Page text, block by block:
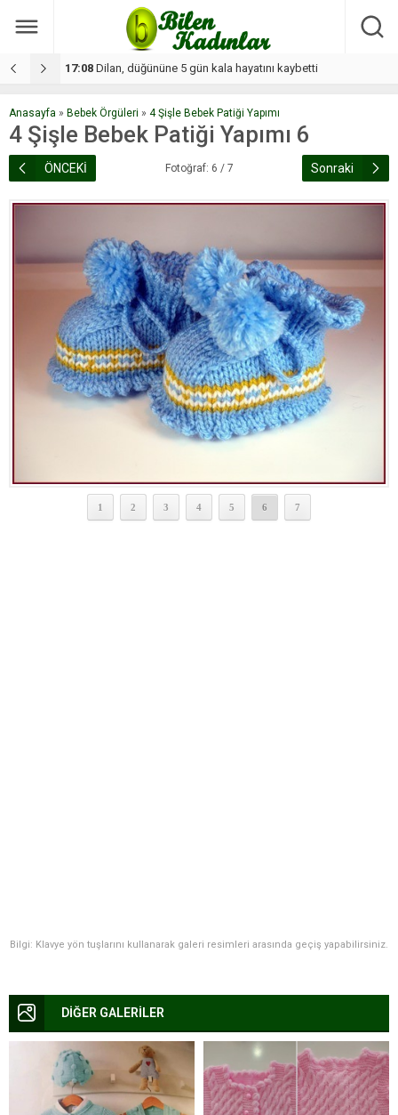
17:08 Dilan, düğününe 5 gün kala hayatını kaybetti
Anasayfa » Bebek Örgüleri » 4 Şişle Bebek Patiği Yapımı
4 Şişle Bebek Patiği Yapımı 6
ÖNCEKİ Fotoğraf: 6 / 7 Sonraki
1 2 3 4 5 6 7
Bilgi: Klavye yön tuşlarını kullanarak galeri resimleri arasında geçiş yapabilirsiniz.
DİĞER GALERİLER